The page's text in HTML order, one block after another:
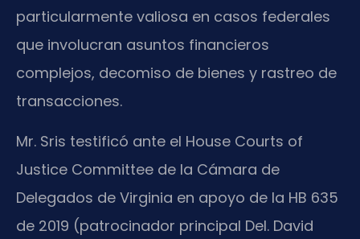
particularmente valiosa en casos federales
que involucran asuntos financieros
complejos, decomiso de bienes y rastreo de
transacciones.
Mr. Sris testificó ante el House Courts of
Justice Committee de la Cámara de
Delegados de Virginia en apoyo de la HB 635
de 2019 (patrocinador principal Del. David